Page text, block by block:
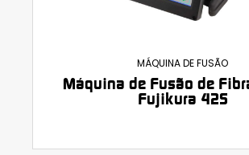
MÁQUINA DE FUSÃO
Máquina de Fusão de
Fujikura 42S